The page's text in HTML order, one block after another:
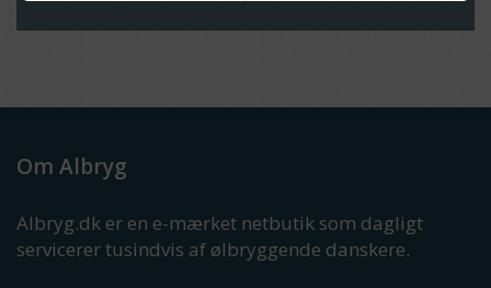
Om Albryg
Albryg.dk er en e-mærket netbutik som dagligt
servicerer tusindvis af ølbryggende danskere.